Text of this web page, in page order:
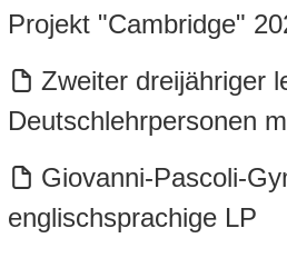
Projekt "Cambridge"
Zweiter dreijähriger
Deutschlehrpersonen
Giovanni-Pascoli-
englischsprachige LP